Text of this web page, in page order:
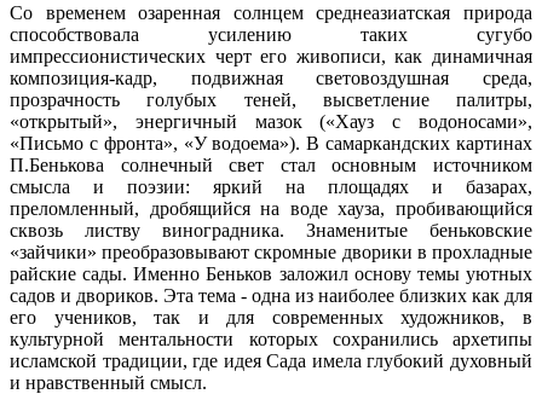
Со временем озаренная солнцем среднеазиатская природа
способствовала усилению таких сугубо
импрессионистических черт его живописи, как динамичная
композиция-кадр, подвижная световоздушная среда,
прозрачность голубых теней, высветление палитры,
«открытый», энергичный мазок («Хауз с водоносами»,
«Письмо с фронта», «У водоема»). В самаркандских картинах
П.Бенькова солнечный свет стал основным источником
смысла и поэзии: яркий на площадях и базарах,
преломленный, дробящийся на воде хауза, пробивающийся
сквозь листву виноградника. Знаменитые беньковские
«зайчики» преобразовывают скромные дворики в прохладные
райские сады. Именно Беньков заложил основу темы уютных
садов и двориков. Эта тема - одна из наиболее близких как для
его учеников, так и для современных художников, в
культурной ментальности которых сохранились архетипы
исламской традиции, где идея Сада имела глубокий духовный
и нравственный смысл.